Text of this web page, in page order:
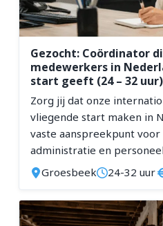
Gezocht: Coördinator
medewerkers in
start geeft (24 – 32 uur)
Zorg jij dat onze
vliegende start maken in
vaste aanspreekpunt
administratie en
Groesbeek
24-32 uur